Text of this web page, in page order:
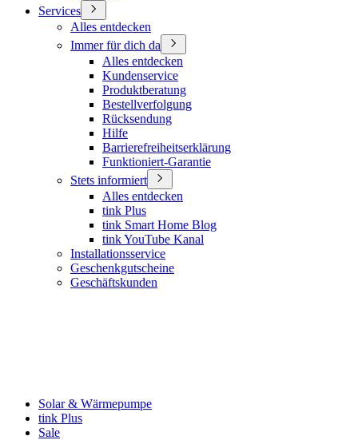
Services
Alles entdecken
Immer für dich da
Alles entdecken
Kundenservice
Produktberatung
Bestellverfolgung
Rücksendung
Hilfe
Barrierefreiheitserklärung
Funktioniert-Garantie
Stets informiert
Alles entdecken
tink Plus
tink Smart Home Blog
tink YouTube Kanal
Installationsservice
Geschenkgutscheine
Geschäftskunden
Solar & Wärmepumpe
tink Plus
Sale